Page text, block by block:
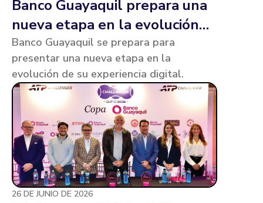
Banco Guayaquil prepara una
nueva etapa en la evolución
de su experiencia digital
Banco Guayaquil se prepara para
presentar una nueva etapa en la
evolución de su experiencia digital.
26 DE JUNIO DE 2026